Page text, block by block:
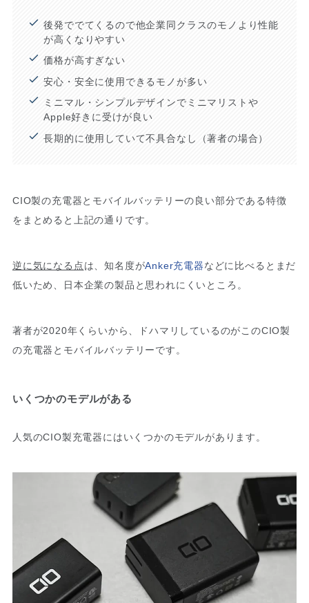
後発ででてくるので他企業同クラスのモノより性能
が高くなりやすい
価格が高すぎない
安心・安全に使用できるモノが多い
ミニマル・シンプルデザインでミニマリストや
Apple好きに受けが良い
長期的に使用していて不具合なし（著者の場合）
CIO製の充電器とモバイルバッテリーの良い部分である特徴
をまとめると上記の通りです。
逆に気になる点は、知名度がAnker充電器などに比べるとまだ
低いため、日本企業の製品と思われにくいところ。
著者が2020年くらいから、ドハマリしているのがこのCIO製
の充電器とモバイルバッテリーです。
いくつかのモデルがある
人気のCIO製充電器にはいくつかのモデルがあります。